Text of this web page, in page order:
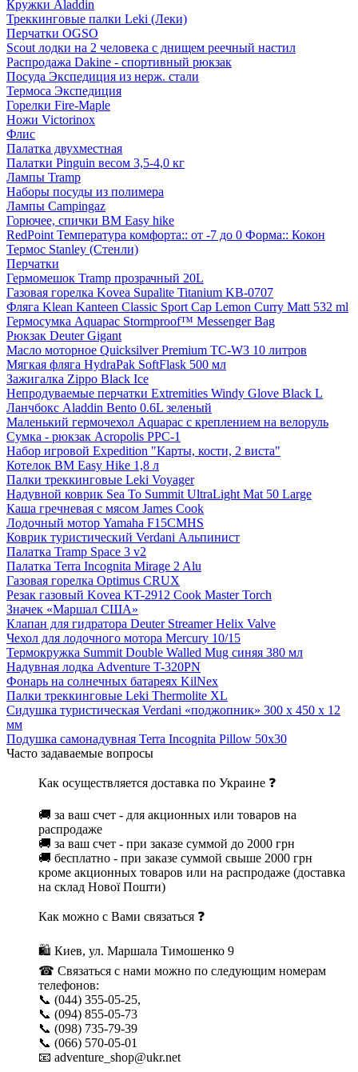
Кружки Aladdin
Треккинговые палки Leki (Леки)
Перчатки OGSO
Scout лодки на 2 человека с днищем реечный настил
Распродажа Dakine - спортивный рюкзак
Посуда Экспедиция из нерж. стали
Термоса Экспедиция
Горелки Fire-Maple
Ножи Victorinox
Флис
Палатка двухместная
Палатки Pinguin весом 3,5-4,0 кг
Лампы Tramp
Наборы посуды из полимера
Лампы Campingaz
Горючее, спички BM Easy hike
RedPoint Температура комфорта:: от -7 до 0 Форма:: Кокон
Термос Stanley (Стенли)
Перчатки
Гермомешок Tramp прозрачный 20L
Газовая горелка Kovea Supalite Titanium KB-0707
Фляга Klean Kanteen Classic Sport Cap Lemon Curry Matt 532 ml
Гермосумка Aquapac Stormproof™ Messenger Bag
Рюкзак Deuter Gigant
Масло моторное Quicksilver Premium TC-W3 10 литров
Мягкая фляга HydraPak SoftFlask 500 мл
Зажигалка Zippo Black Ice
Непродуваемые перчатки Extremities Windy Glove Black L
Ланчбокс Aladdin Bento 0.6L зеленый
Маленький гермочехол Aquapac с креплением на велоруль
Сумка - рюкзак Acropolis РРС-1
Набор игровой Expedition "Карты, кости, 2 виста"
Котелок BM Easy Hike 1,8 л
Палки треккинговые Leki Voyager
Надувной коврик Sea To Summit UltraLight Mat 50 Large
Каша гречневая с мясом James Cook
Лодочный мотор Yamaha F15CMHS
Коврик туристический Verdani Альпинист
Палатка Tramp Space 3 v2
Палатка Terra Incognita Mirage 2 Alu
Газовая горелка Optimus CRUX
Резак газовый Kovea KT-2912 Cook Master Torch
Значек «Маршал США»
Клапан для гидратора Deuter Streamer Helix Valve
Чехол для лодочного мотора Mercury 10/15
Термокружка Summit Double Walled Mug синяя 380 мл
Надувная лодка Adventure T-320PN
Фонарь на солнечных батареях KilNex
Палки треккинговые Leki Thermolite XL
Сидушка туристическая Verdani «поджопник» 300 x 450 х 12
мм
Подушка самонадувная Terra Incognita Pillow 50x30
Часто задаваемые вопросы
Как осуществляется доставка по Украине ❓
🚚 за ваш счет - для акционных или товаров на
распродаже
🚚 за ваш счет - при заказе суммой до 2000 грн
🚚 бесплатно - при заказе суммой свыше 2000 грн
кроме акционных товаров или на распродаже (доставка
на склад Нової Пошти)
Как можно с Вами связаться ❓
🛍 Киев, ул. Маршала Тимошенко 9
☎ Связаться с нами можно по следующим номерам
телефонов:
📞 (044) 355-05-25,
📞 (094) 855-05-73
📞 (098) 735-79-39
📞 (066) 570-05-01
📧 adventure_shop@ukr.net